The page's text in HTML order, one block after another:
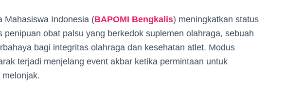
Mahasiswa Indonesia (BAPOMI Bengkalis) meningkatkan status
penipuan obat palsu yang berkedok suplemen olahraga, sebuah
bagi integritas olahraga dan kesehatan atlet. Modus
terjadi menjelang event akbar ketika permintaan untuk